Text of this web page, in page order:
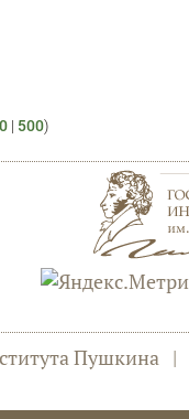
| 500)
Пушкина |